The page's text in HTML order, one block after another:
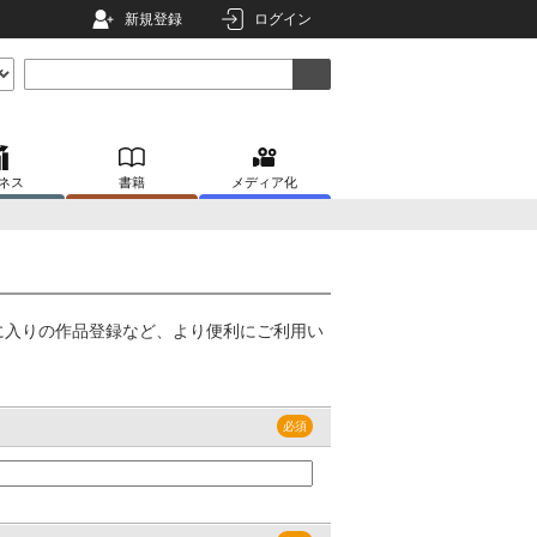
新規登録 ログイン
ス 書籍 メディア化
りの作品登録など、より便利にご利用い